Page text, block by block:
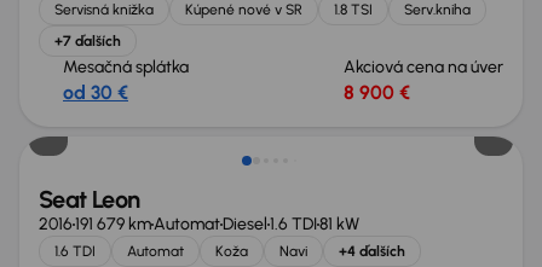
Servisná knižka Kúpené nové v SR 1.8 TSI
Serv.kniha
+7 ďalších
Mesačná splátka
od 30 €
Akciová cena na úver
8 900 €
Seat Leon
2016191 679 kmAutomatDiesel1.6 TDI81 kW
1.6 TDI Automat Koža Navi +4 ďalších